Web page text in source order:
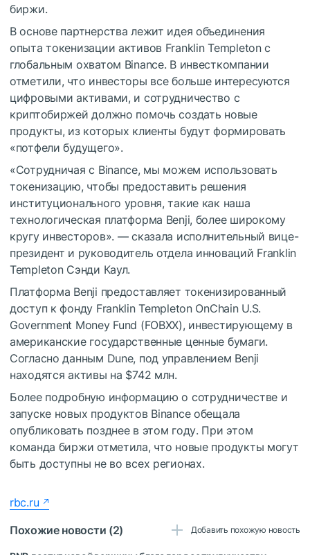
биржи.
В основе партнерства лежит идея объединения
опыта токенизации активов Franklin Templeton с
глобальным охватом Binance. В инвесткомпании
отметили, что инвесторы все больше интересуются
цифровыми активами, и сотрудничество с
криптобиржей должно помочь создать новые
продукты, из которых клиенты будут формировать
«потфели будущего».
«Сотрудничая с Binance, мы можем использовать
токенизацию, чтобы предоставить решения
институционального уровня, такие как наша
технологическая платформа Benji, более широкому
кругу инвесторов». — сказала исполнительный вице-
президент и руководитель отдела инноваций Franklin
Templeton Сэнди Каул.
Платформа Benji предоставляет токенизированный
доступ к фонду Franklin Templeton OnChain U.S.
Government Money Fund (FOBXX), инвестирующему в
американские государственные ценные бумаги.
Согласно данным Dune, под управлением Benji
находятся активы на $742 млн.
Более подробную информацию о сотрудничестве и
запуске новых продуктов Binance обещала
опубликовать позднее в этом году. При этом
команда биржи отметила, что новые продукты могут
быть доступны не во всех регионах.
rbc.ru
Похожие новости (2)
Добавить похожую новость